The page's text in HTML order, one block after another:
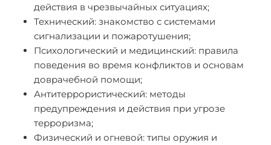
действия в чрезвычайных ситуациях;
Технический: знакомство с системами
сигнализации и пожаротушения;
Психологический и медицинский: правила
поведения во время конфликтов и основам
доврачебной помощи;
Антитеррористический: методы
предупреждения и действия при угрозе
терроризма;
Физический и огневой: типы оружия и